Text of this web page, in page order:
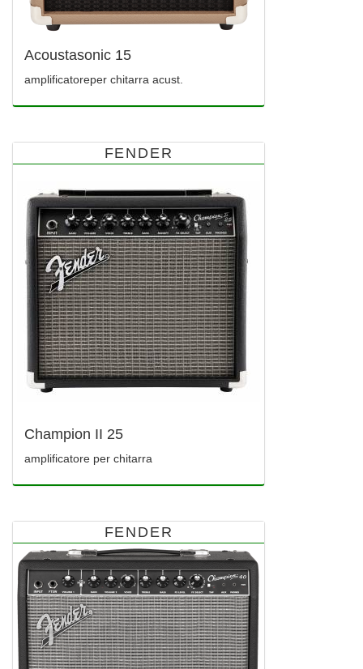
Acoustasonic 15
amplificatoreper chitarra acust.
FENDER
Champion II 25
amplificatore per chitarra
FENDER